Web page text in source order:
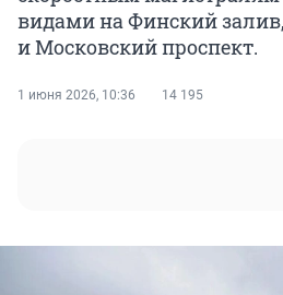
видами на Финский
и Московский проспект.
1 июня 2026, 10:36 14 195